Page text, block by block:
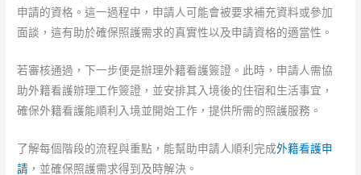
申請的資格。這一過程中，申請人可能會被要求補充資料或參加
面談，這有助於確保照護需求的真實性以及申請資格的適當性。
若審核通過，下一步便是辦理外籍看護簽證。此時，申請人需協
助外籍看護辦理工作簽證，並安排其入境後的住宿和生活事宜，
確保外籍看護能順利入境並開始工作，提供所需的照護服務。
了解每個階段的流程與重點，能幫助申請人順利完成外籍看護申
請 ，並確保照護需求得到及時解決。